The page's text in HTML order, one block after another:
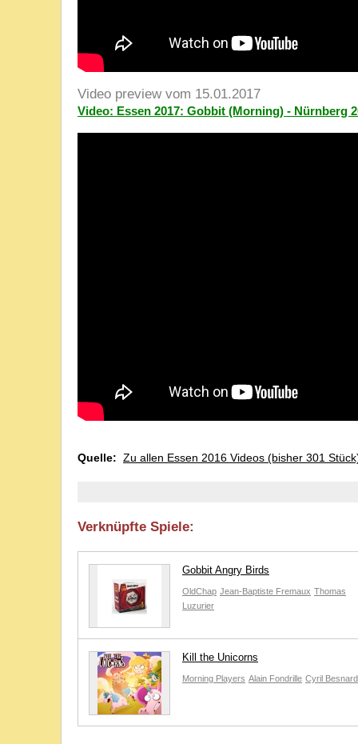
Video preview vom 15.01.2017
Video: Essen 2017: Gobbit (Morning) - Nürnberg
Quelle: Zu allen Essen 2016 Videos (bisher 301
Verknüpfte Spiele:
Gobbit Angry Birds
OldChap Jean-Baptiste Fremaux Thomas
Luzurier
Kill the Unicorns
Morning Players Alain Fondrille Cyril Besnard